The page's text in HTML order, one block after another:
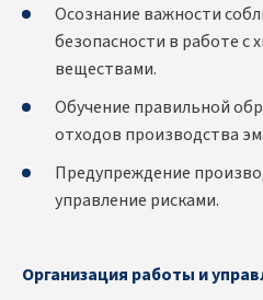
Осознание важности
безопасности в работе с
веществами.
Обучение правильной
отходов производства
Предупреждение
управление рисками.
Организация работы и